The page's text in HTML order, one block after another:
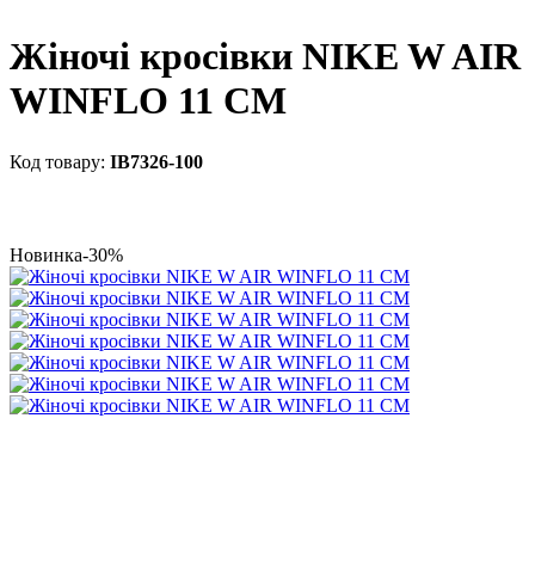
Жіночі кросівки NIKE W AIR
WINFLO 11 CM
IB7326-100
Новинка-30%